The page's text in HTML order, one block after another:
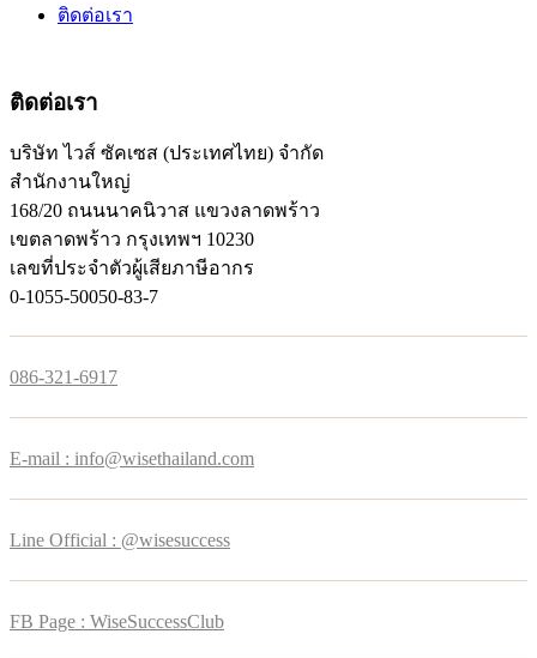
ติดต่อเรา
ติดต่อเรา
บริษัท ไวส์ ซัคเซส (ประเทศไทย) จำกัด
สำนักงานใหญ่
168/20 ถนนนาคนิวาส แขวงลาดพร้าว
เขตลาดพร้าว กรุงเทพฯ 10230
เลขที่ประจำตัวผู้เสียภาษีอากร
0-1055-50050-83-7
086-321-6917
E-mail : info@wisethailand.com
Line Official : @wisesuccess
FB Page : WiseSuccessClub